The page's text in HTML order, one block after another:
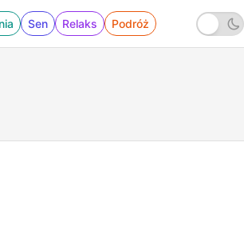
Sen Relaks Podróż